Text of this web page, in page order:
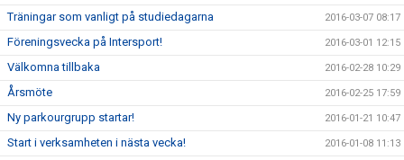
Träningar som vanligt på studiedagarna 2016-03-07 08:17
Föreningsvecka på Intersport! 2016-03-01 12:15
Välkomna tillbaka 2016-02-28 10:29
Årsmöte 2016-02-25 17:59
Ny parkourgrupp startar! 2016-01-21 10:47
Start i verksamheten i nästa vecka! 2016-01-08 11:13